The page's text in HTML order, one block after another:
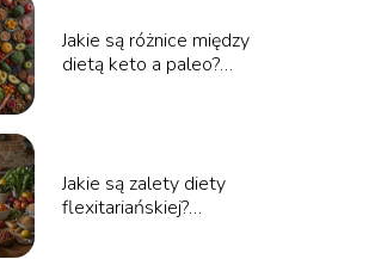
Jakie są różnice między
dietą keto a paleo?
Jakie są zalety diety
flexitariańskiej?